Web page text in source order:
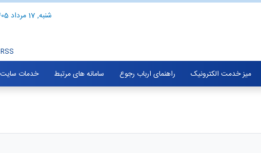
شنبه, 17 مرداد 1405
RSS
میز خدمت الکترونیک راهنمای ارباب رجوع سامانه های مرتبط
خدمات سایت